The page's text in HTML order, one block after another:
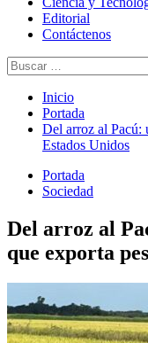
Editorial
Contáctenos
Buscar:
Inicio
Portada
Del arroz al Pacú:
Estados Unidos
Portada
Sociedad
Del arroz al
que exporta